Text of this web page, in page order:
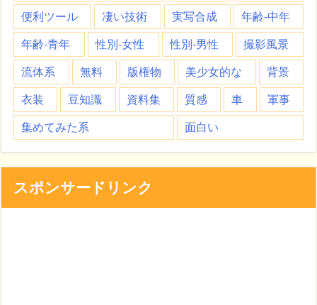
便利ツール
凄い技術 実写合成
年齢-中年
年齢-青年
性別-女性 性別-男性
撮影風景
流体系
無料 版権物 美少女的な
背景
衣装
豆知識 資料集 質感 車
軍事
集めてみた系
面白い
スポンサードリンク